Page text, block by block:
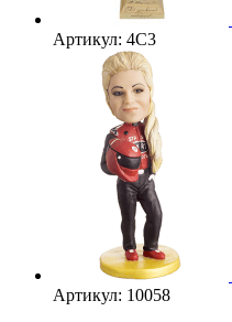
Артикул: 4С3
Артикул: 10058